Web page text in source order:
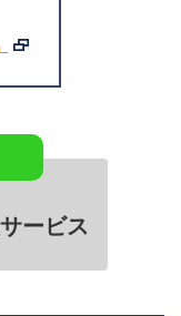
ービス